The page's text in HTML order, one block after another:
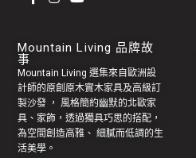
Mountain Living 品牌故
事
Mountain Living 選集來自歐洲設
計師的原創 原木實木家具及高級訂
製沙發 ， 風格簡約幽默的北歐家
具 、家飾，透過獨具巧思的搭配，
為空間創造高雅、 細膩而低調的生
活美學。